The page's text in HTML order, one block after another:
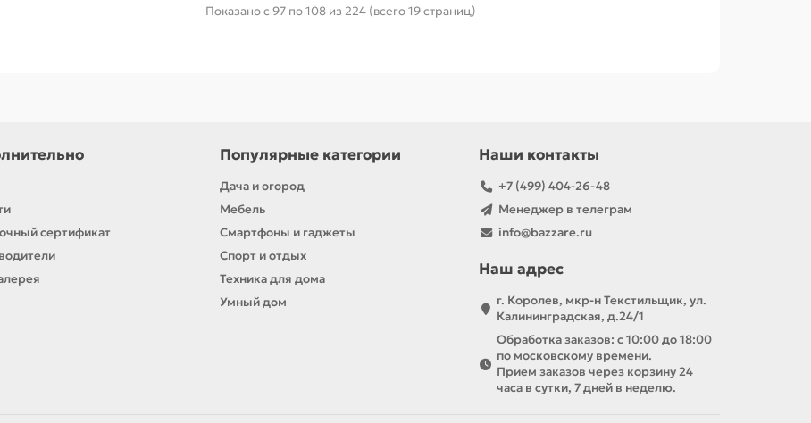
Показано с 97 по 108 из 224 (всего 19 страниц)
сертификат
Популярные категории
Дача и огород
Мебель
Смартфоны и гаджеты
Спорт и отдых
Техника для дома
Умный дом
Наши контакты
+7 (499) 404-26-48
Менеджер в телеграм
info@bazzare.ru
Наш адрес
г. Королев, мкр-н Текстильщик, ул.
Калининградская, д.24/1
Обработка заказов: с 10:00 до 18:00
по московскому времени.
Прием заказов через корзину 24
часа в сутки, 7 дней в неделю.